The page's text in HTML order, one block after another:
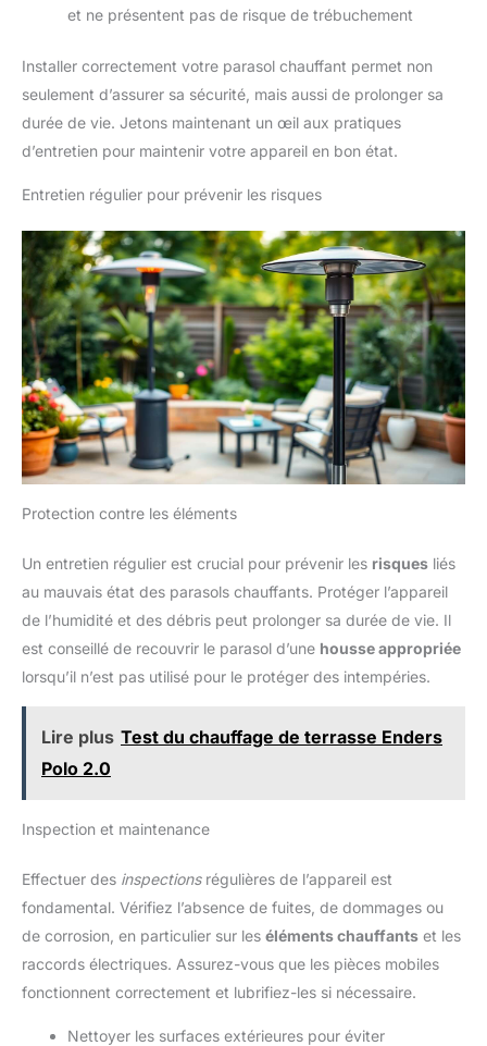
et ne présentent pas de risque de trébuchement
Installer correctement votre parasol chauffant permet non
seulement d’assurer sa sécurité, mais aussi de prolonger sa
durée de vie. Jetons maintenant un œil aux pratiques
d’entretien pour maintenir votre appareil en bon état.
Entretien régulier pour prévenir les risques
Protection contre les éléments
Un entretien régulier est crucial pour prévenir les risques liés
au mauvais état des parasols chauffants. Protéger l’appareil
de l’humidité et des débris peut prolonger sa durée de vie. Il
est conseillé de recouvrir le parasol d’une housse appropriée
lorsqu’il n’est pas utilisé pour le protéger des intempéries.
Lire plus Test du chauffage de terrasse Enders
Polo 2.0
Inspection et maintenance
Effectuer des inspectionsrégulières de l’appareil est
fondamental. Vérifiez l’absence de fuites, de dommages ou
de corrosion, en particulier sur les éléments chauffants et les
raccords électriques. Assurez-vous que les pièces mobiles
fonctionnent correctement et lubrifiez-les si nécessaire.
Nettoyer les surfaces extérieures pour éviter